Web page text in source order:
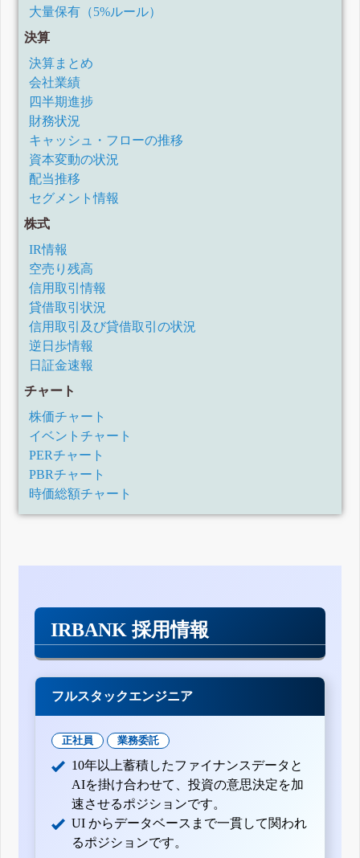
大量保有（5%ルール）
決算
決算まとめ
会社業績
四半期進捗
財務状況
キャッシュ・フローの推移
資本変動の状況
配当推移
セグメント情報
株式
IR情報
空売り残高
信用取引情報
貸借取引状況
信用取引及び貸借取引の状況
逆日歩情報
日証金速報
チャート
株価チャート
イベントチャート
PERチャート
PBRチャート
時価総額チャート
IRBANK 採用情報
フルスタックエンジニア
正社員 業務委託
10年以上蓄積したファイナンスデータと
AIを掛け合わせて、投資の意思決定を加
速させるポジションです。
UI からデータベースまで一貫して関われ
るポジションです。